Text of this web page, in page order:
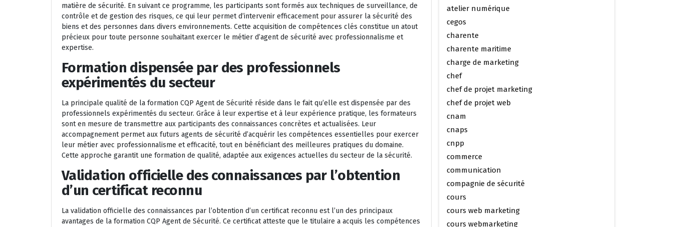
matière de sécurité. En suivant ce programme, les participants sont formés aux techniques de surveillance, de
contrôle et de gestion des risques, ce qui leur permet d’intervenir efficacement pour assurer la sécurité des
biens et des personnes dans divers environnements. Cette acquisition de compétences clés constitue un atout
précieux pour toute personne souhaitant exercer le métier d’agent de sécurité avec professionnalisme et
expertise.
Formation dispensée par des professionnels
expérimentés du secteur
La principale qualité de la formation CQP Agent de Sécurité réside dans le fait qu’elle est dispensée par des
professionnels expérimentés du secteur. Grâce à leur expertise et à leur expérience pratique, les formateurs
sont en mesure de transmettre aux participants des connaissances concrètes et actualisées. Leur
accompagnement permet aux futurs agents de sécurité d’acquérir les compétences essentielles pour exercer
leur métier avec professionnalisme et efficacité, tout en bénéficiant des meilleures pratiques du domaine.
Cette approche garantit une formation de qualité, adaptée aux exigences actuelles du secteur de la sécurité.
Validation officielle des connaissances par l’obtention
d’un certificat reconnu
La validation officielle des connaissances par l’obtention d’un certificat reconnu est l’un des principaux
avantages de la formation CQP Agent de Sécurité. Ce certificat atteste que le titulaire a acquis les compétences
atelier numérique
cegos
charente
charente maritime
charge de marketing
chef
chef de projet marketing
chef de projet web
cnam
cnaps
cnpp
commerce
communication
compagnie de sécurité
cours
cours web marketing
cours webmarketing